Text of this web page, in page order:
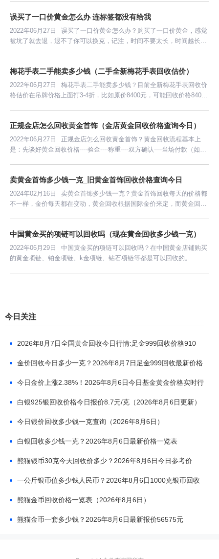
误买了一口价黄金怎么办 连标签都没有给我
2022年06月27日
误买了一口价黄金怎么办？购买了一口价黄金，感觉
被坑了就去退，退不了你可以换克，记注，时间不要太长，时间越长越
梅花手表二手能卖多少钱（二手全新梅花手表回收估价）
2022年06月27日
梅花手表二手能卖多少钱？目前全新梅花手表回收价
格估价在吊牌价格上面打3-4折，比如原价8400元，可能回收价格8400*
正规金店怎么回收黄金首饰（金店黄金回收价格查询今日）
2022年06月27日
正规金店怎么回收黄金首饰？黄金回收流程基本上
是：先谈好黄金回收价格----验金----称重----双方确认----当场付款（如果
卖黄金首饰多少钱一克_旧黄金首饰回收价格查询今日
2024年02月16日
卖黄金首饰多少钱一克？黄金首饰回收每天的价格都
不一样，金价每天都在变动，黄金回收根据国际金价来定，而黄金回收
中国黄金买的项链可以回收吗（现在黄金回收多少钱一克）
2022年06月29日
中国黄金买的项链可以回收吗？在中国黄金店铺购买
的黄金项链、铂金项链、k金项链、钻石项链等都是可以回收的。
今日关注
2026年8月7日全国黄金回收今日行情:足金999回收价格910
元，AU9999金价920元
金价回收今日多少一克？2026年8月7日足金999回收最新价格
今日金价上涨2.38%！2026年8月6日今日基金黄金价格实时行
白银925银回收价格今日报价8.7元/克（2026年8月6日更新）
今日银价回收多少钱一克查询（2026年8月6日）
白银回收多少钱一克？2026年8月6日最新价格一览表
熊猫银币30克今天回收价多少？2026年8月6日今日参考价
10.7元/克
一公斤银币值多少钱人民币？2026年8月6日1000克银币回收
最新价格12.7元/克
熊猫金币回收价格一览表（2026年8月6日）
熊猫金币一套多少钱？2026年8月6日最新报价56575元